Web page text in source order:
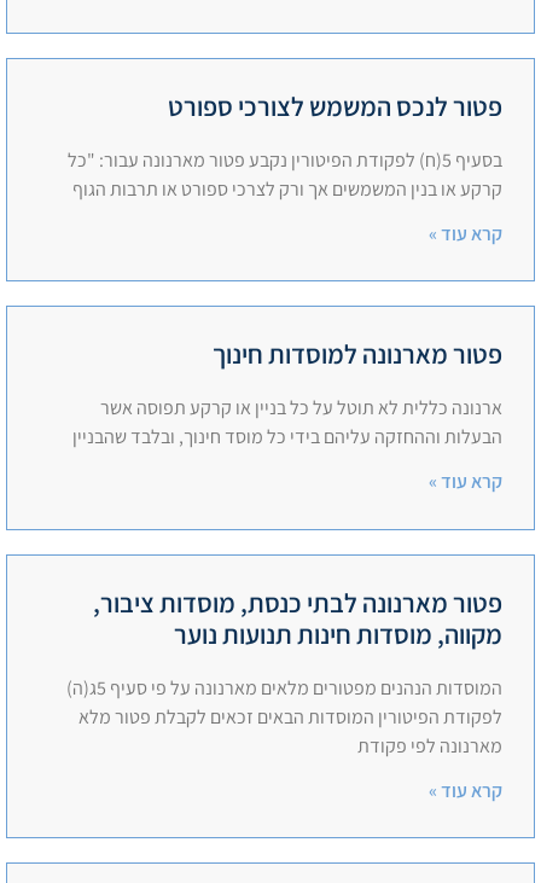
פטור לנכס המשמש לצורכי ספורט
בסעיף 5(ח) לפקודת הפיטורין נקבע פטור מארנונה עבור: "כל
קרקע או בנין המשמשים אך ורק לצרכי ספורט או תרבות הגוף
קרא עוד »
פטור מארנונה למוסדות חינוך
ארנונה כללית לא תוטל על כל בניין או קרקע תפוסה אשר
הבעלות וההחזקה עליהם בידי כל מוסד חינוך, ובלבד שהבניין
קרא עוד »
פטור מארנונה לבתי כנסת, מוסדות ציבור,
מקווה, מוסדות חינות תנועות נוער
המוסדות הנהנים מפטורים מלאים מארנונה על פי סעיף 5ג(ה)
לפקודת הפיטורין המוסדות הבאים זכאים לקבלת פטור מלא
מארנונה לפי פקודת
קרא עוד »